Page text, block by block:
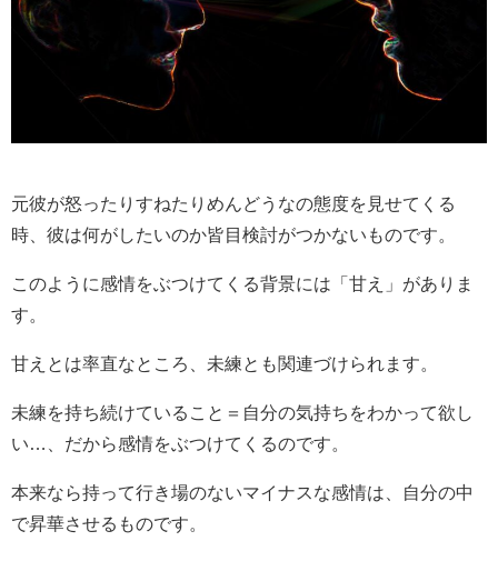
元彼が怒ったりすねたりめんどうなの態度を見せてくる
時、彼は何がしたいのか皆目検討がつかないものです。
このように感情をぶつけてくる背景には「甘え」がありま
す。
甘えとは率直なところ、未練とも関連づけられます。
未練を持ち続けていること＝自分の気持ちをわかって欲し
い…、だから感情をぶつけてくるのです。
本来なら持って行き場のないマイナスな感情は、自分の中
で昇華させるものです。